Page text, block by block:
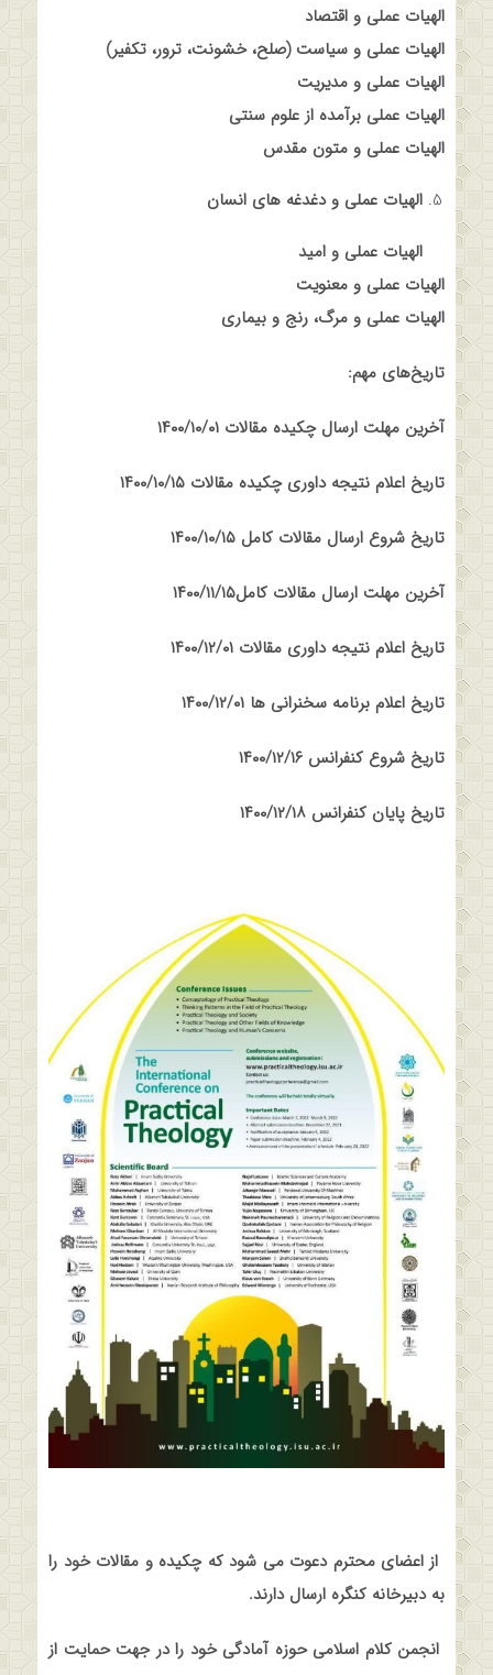
الهیات عملی و اقتصاد
الهیات عملی و سیاست (صلح، خشونت، ترور، تکفیر)
الهیات عملی و مدیریت
الهیات عملی برآمده از علوم سنتی
الهیات عملی و متون مقدس
الهیات عملی و دغدغه های انسان
الهیات عملی و امید
الهیات عملی و معنویت
الهیات عملی و مرگ، رنج و بیماری
تاریخ‌های مهم:
آخرین مهلت ارسال چکیده مقالات ۱۴۰۰/۱۰/۰۱
تاریخ اعلام نتیجه داوری چکیده مقالات ۱۴۰۰/۱۰/۱۵
تاریخ شروع ارسال مقالات کامل ۱۴۰۰/۱۰/۱۵
آخرین مهلت ارسال مقالات کامل۱۴۰۰/۱۱/۱۵
تاریخ اعلام نتیجه داوری مقالات ۱۴۰۰/۱۲/۰۱
تاریخ اعلام برنامه سخنرانی ها ۱۴۰۰/۱۲/۰۱
تاریخ شروع کنفرانس ۱۴۰۰/۱۲/۱۶
تاریخ پایان کنفرانس ۱۴۰۰/۱۲/۱۸
از اعضای محترم دعوت می شود که چکیده و مقالات خود را
به دبیرخانه کنگره ارسال دارند.
انجمن کلام اسلامی حوزه آمادگی خود را در جهت حمایت از